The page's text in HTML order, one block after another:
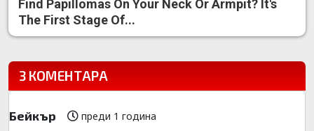
Find Papillomas On Your Neck Or Armpit? It's
The First Stage Of...
3 КОМЕНТАРА
Бейкър преди 1 година